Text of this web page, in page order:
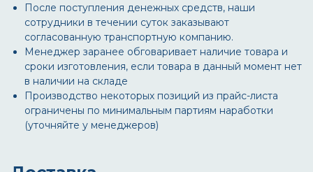
После поступления денежных средств, наши
сотрудники в течении суток заказывают
согласованную транспортную компанию.
Менеджер заранее обговаривает наличие товара и
сроки изготовления, если товара в данный момент нет
в наличии на складе
Производство некоторых позиций из прайс-листа
ограничены по минимальным партиям наработки
(уточняйте у менеджеров)